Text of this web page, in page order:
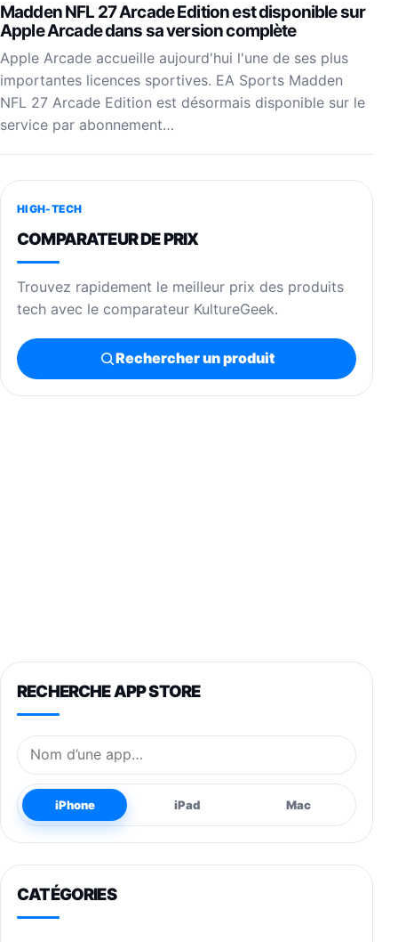
Madden NFL 27 Arcade Edition est disponible sur
Apple Arcade dans sa version complète
Apple Arcade accueille aujourd'hui l'une de ses plus
importantes licences sportives. EA Sports Madden
NFL 27 Arcade Edition est désormais disponible sur le
service par abonnement…
HIGH-TECH
COMPARATEUR DE PRIX
Trouvez rapidement le meilleur prix des produits
tech avec le comparateur KultureGeek.
Rechercher un produit
RECHERCHE APP STORE
Nom de l’application
iPhone iPad Mac
CATÉGORIES